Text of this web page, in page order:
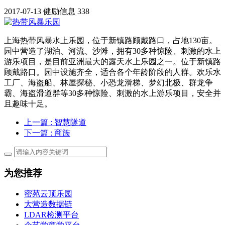
2017-07-13 健励信息 338
上海热带风暴水上乐园，位于新镇路顾戴路口，占地130亩。
园中营造了湖泊、河流、沙滩，拥有30多种惊险、刺激的水上
游乐项目，是目前亚洲最大的露天水上乐园之一。位于新镇路
顾戴路口。园中设施齐全，适合各个年龄阶段的人群。欢乐水
工厂、海盗船、林屋探秘、小恐龙滑梯、梦幻北极、群龙争
霸、海盗滑道群等30多种惊险、刺激的水上游乐项目，安全并
且趣味十足。
上一篇 : 智慧隧道
下一篇 : 商族
为您推荐
密苑云顶乐园
大营造数据链
LDAR检测平台